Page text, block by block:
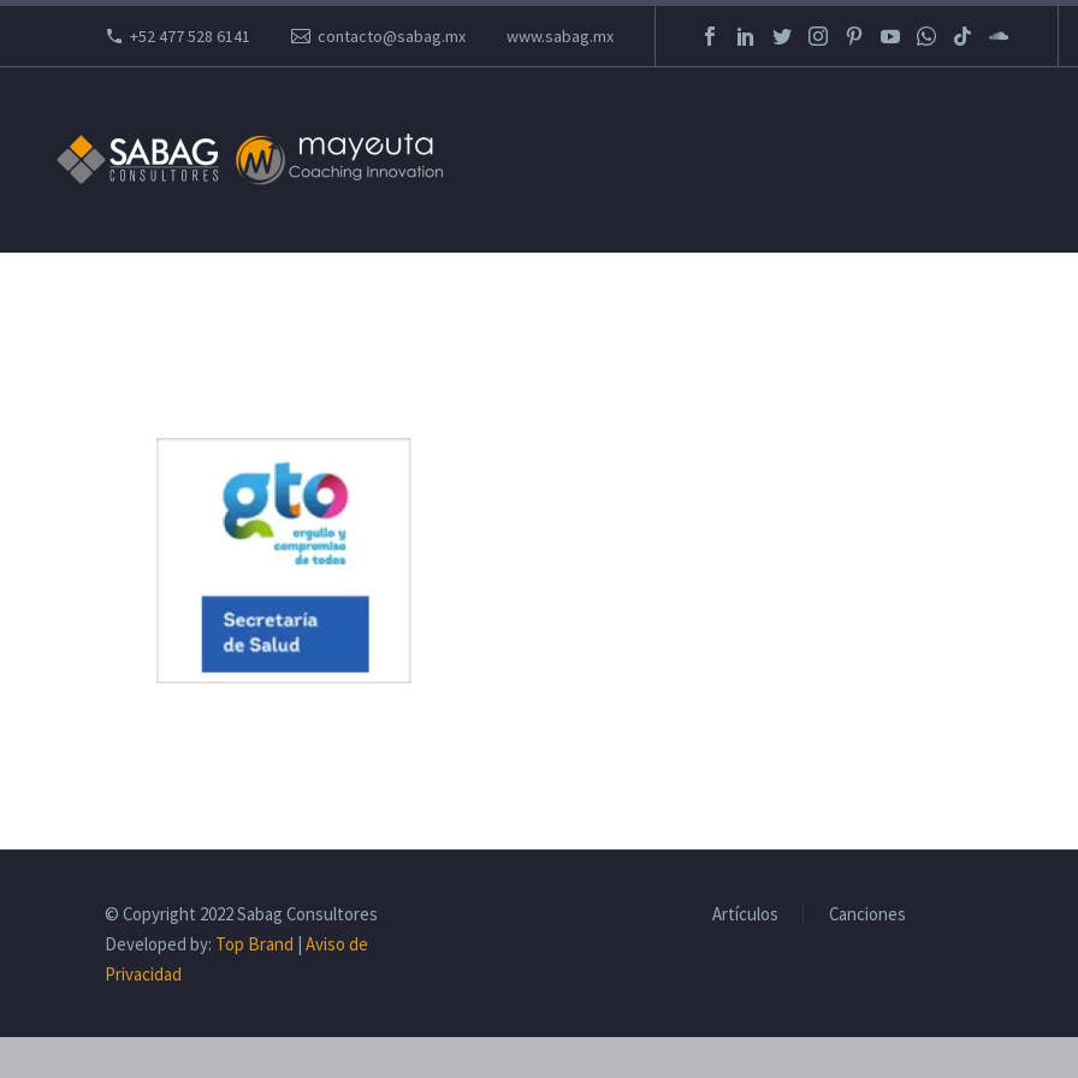
+52 477 528 6141 contacto@sabag.mx www.sabag.mx
Artículos Canciones
© Copyright 2022 Sabag Consultores
Developed by: Top Brand | Aviso de
Privacidad